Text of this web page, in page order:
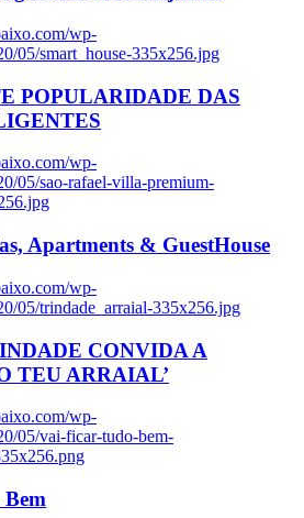
wp-
05/smart_house-335x256.jpg
POPULARIDADE DAS
wp-
05/sao-rafael-villa-premium-
Apartments & GuestHouse
wp-
05/trindade_arraial-335x256.jpg
CONVIDA A
TEU ARRAIAL’
wp-
05/vai-ficar-tudo-bem-